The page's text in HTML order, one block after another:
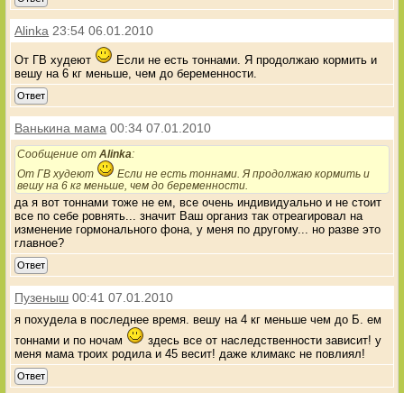
Alinka 23:54 06.01.2010
От ГВ худеют
Если не есть тоннами. Я продолжаю кормить и
вешу на 6 кг меньше, чем до беременности.
Ответ
Ванькина мама 00:34 07.01.2010
Сообщение от Alinka:
От ГВ худеют
Если не есть тоннами. Я продолжаю кормить и
вешу на 6 кг меньше, чем до беременности.
да я вот тоннами тоже не ем, все очень индивидуально и не стоит
все по себе ровнять... значит Ваш организ так отреагировал на
изменение гормонального фона, у меня по другому... но разве это
главное?
Ответ
Пузеныш 00:41 07.01.2010
я похудела в последнее время. вешу на 4 кг меньше чем до Б. ем
тоннами и по ночам
здесь все от наследственности зависит! у
меня мама троих родила и 45 весит! даже климакс не повлиял!
Ответ